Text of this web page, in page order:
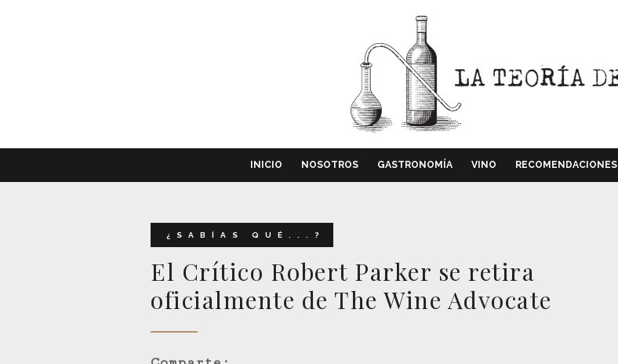
INICIO NOSOTROS GASTRONOMÍA VINO RECOMENDACIONES
¿SABÍAS QUÉ...?
El Crítico Robert Parker se retira
oficialmente de The Wine Advocate